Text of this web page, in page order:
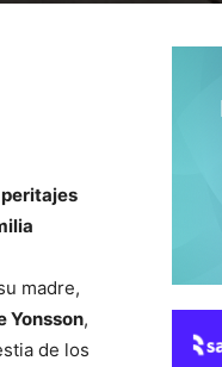
madre,
Yonsson,
de los